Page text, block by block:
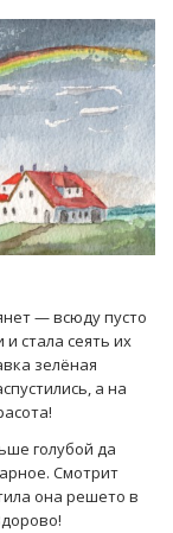
— всюду пусто
стала сеять их
зелёная
а на
голубой да
Смотрит
она решето в